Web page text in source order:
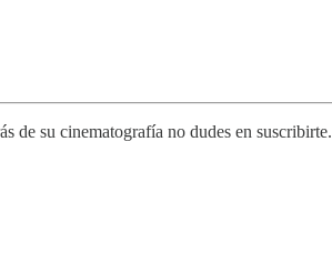
de su cinematografía no dudes en suscribirte.